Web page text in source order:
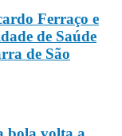
Ferraço e
de Saúde
de São